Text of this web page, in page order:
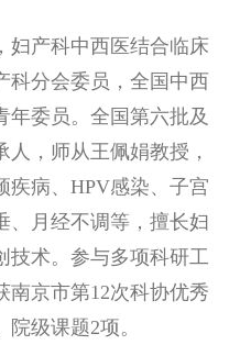
妇产科中西医结合临床
科分会委员，全国中西
年委员。全国第六批及
，师从王佩娟教授，
疾病、HPV感染、子宫
、月经不调等，擅长妇
技术。参与多项科研工
南京市第12次科协优秀
级课题2项。